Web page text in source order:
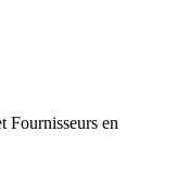
Fournisseurs en